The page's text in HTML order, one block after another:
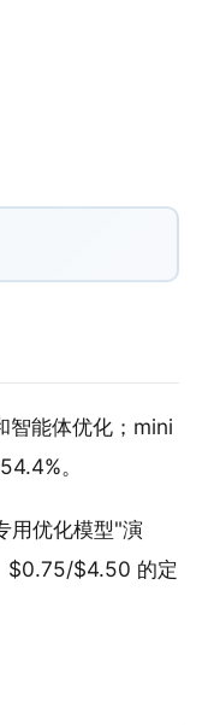
智能体优化；mini
。
用优化模型"演
$0.75/$4.50 的定